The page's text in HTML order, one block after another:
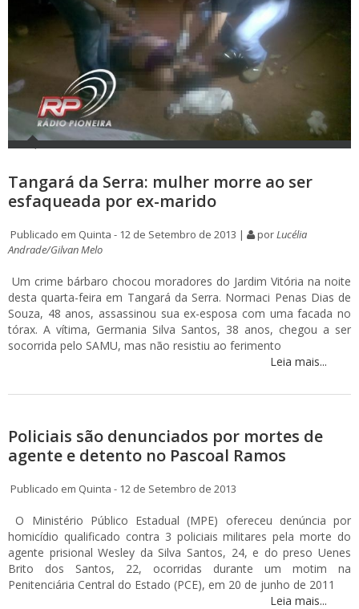
Tangará da Serra: mulher morre ao ser
esfaqueada por ex-marido
Publicado em Quinta - 12 de Setembro de 2013 | porLucélia
Andrade/Gilvan Melo
Um crime bárbaro chocou moradores do Jardim Vitória na noite
desta quarta-feira em Tangará da Serra. Normaci Penas Dias de
Souza, 48 anos, assassinou sua ex-esposa com uma facada no
tórax. A vítima, Germania Silva Santos, 38 anos, chegou a ser
socorrida pelo SAMU, mas não resistiu ao ferimento
Leia mais...
Policiais são denunciados por mortes de
agente e detento no Pascoal Ramos
Publicado em Quinta - 12 de Setembro de 2013
O Ministério Público Estadual (MPE) ofereceu denúncia por
homicídio qualificado contra 3 policiais militares pela morte do
agente prisional Wesley da Silva Santos, 24, e do preso Uenes
Brito dos Santos, 22, ocorridas durante um motim na
Penitenciária Central do Estado (PCE), em 20 de junho de 2011
Leia mais...